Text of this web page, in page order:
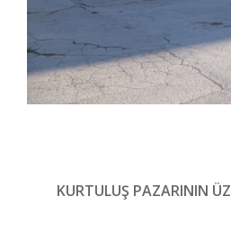
KURTULUŞ PAZARININ